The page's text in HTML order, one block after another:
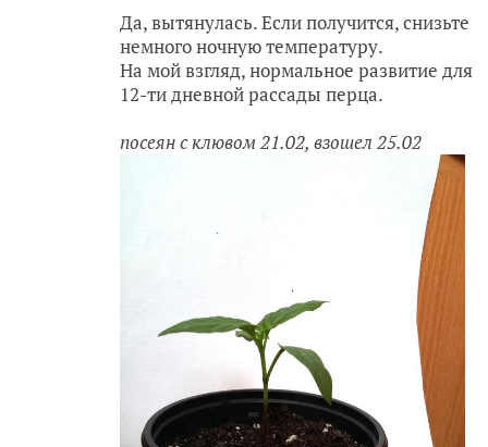
Да, вытянулась. Если получится, снизьте
немного ночную температуру.
На мой взгляд, нормальное развитие для
12-ти дневной рассады перца.
посеян с клювом 21.02, взошел 25.02